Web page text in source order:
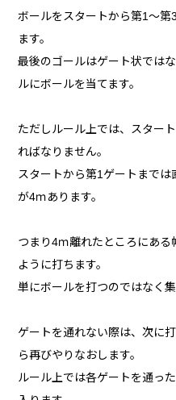
ボールをスタートから第1～
ます。
最後のゴールはゲート状では
ルにボールを当てます。
ただしルール上では、スター
ればなりません。
スタートから第1ゲートまで
が4ｍあります。
つまり4ｍ離れたところにあ
ように打ちます。
単にボールを打つのではなく
ゲートを通れない際は、次に
ら再びやりなおします。
ルール上では各ゲートを通っ